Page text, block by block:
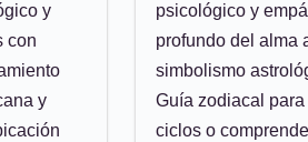
y
con
y
psicológico y
profundo del alma
simbolismo
Guía zodiacal
ciclos o